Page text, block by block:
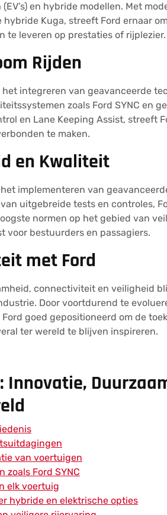
en hybride modellen. Met
Kuga, streeft Ford ernaar om
te leveren op prestaties of rijplezier.
Rijden
integreren van geavanceerde
zoals Ford SYNC en
en Lane Keeping Assist, streeft
te maken.
en Kwaliteit
implementeren van
uitgebreide tests en controles,
normen op het gebied van
voor bestuurders en passagiers.
met Ford
connectiviteit en veiligheid
Door voortdurend te
goed gepositioneerd om de
ter wereld te blijven inspireren.
Innovatie,
van voertuigen
Ford SYNC
elk voertuig
hybride en elektrische opties